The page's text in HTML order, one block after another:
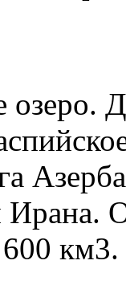
озеро.
Ирана.
км3.